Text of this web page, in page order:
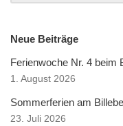
Neue Beiträge
Ferienwoche Nr. 4 beim
1. August 2026
Sommerferien am
23. Juli 2026